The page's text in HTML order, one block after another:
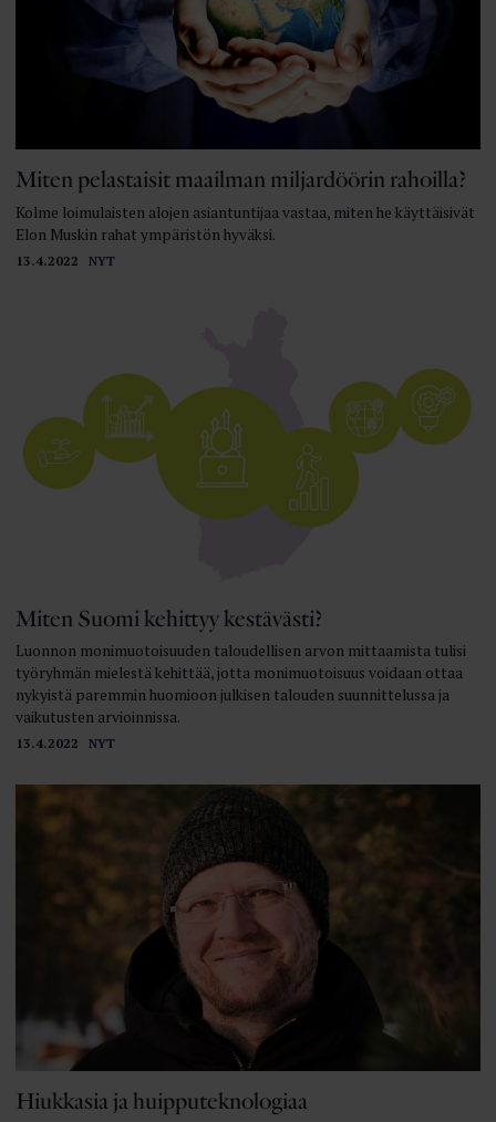
13.4.2022 NYT
Miten pelastaisit maailman miljardöörin rahoilla?
Kolme loimulaisten alojen asiantuntijaa vastaa, miten he käyttäisivät
Elon Muskin rahat ympäristön hyväksi.
13.4.2022 NYT
Miten Suomi kehittyy kestävästi?
Luonnon monimuotoisuuden taloudellisen arvon mittaamista tulisi
työryhmän mielestä kehittää, jotta monimuotoisuus voidaan ottaa
nykyistä paremmin huomioon julkisen talouden suunnittelussa ja
vaikutusten arvioinnissa.
Hiukkasia ja huipputeknologiaa